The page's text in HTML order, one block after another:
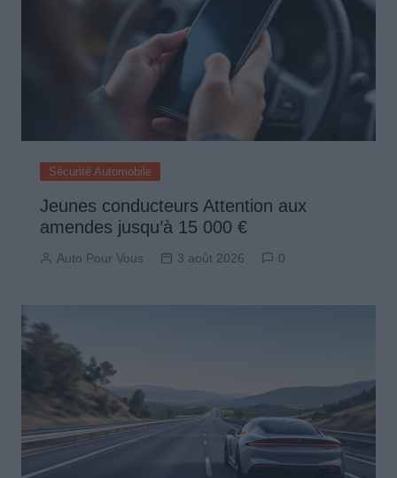
Sécurité Automobile
Jeunes conducteurs Attention aux
amendes jusqu’à 15 000 €
Auto Pour Vous 3 août 2026 0